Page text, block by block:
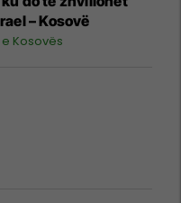
– Kosovë
Kosovës